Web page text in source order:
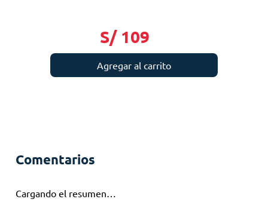
S/ 109
Agregar al carrito
Comentarios
Cargando el resumen…